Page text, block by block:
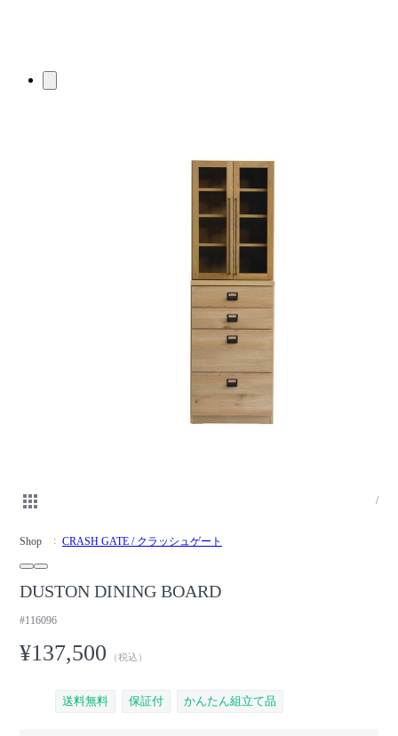
/
Shop CRASH GATE / クラッシュゲート
DUSTON DINING BOARD
#116096
¥137,500 （税込）
送料無料 保証付 かんたん組立て品